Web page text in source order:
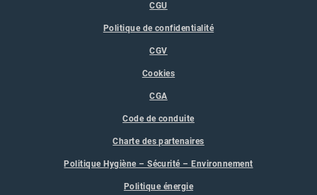
CGU
Politique de confidentialité
CGV
Cookies
CGA
Code de conduite
Charte des partenaires
Politique Hygiène – Sécurité – Environnement
Politique énergie